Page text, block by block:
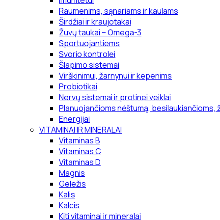
Raumenims, sąnariams ir kaulams
Širdžiai ir kraujotakai
Žuvų taukai – Omega-3
Sportuojantiems
Svorio kontrolei
Šlapimo sistemai
Virškinimui, žarnynui ir kepenims
Probiotikai
Nervų sistemai ir protinei veiklai
Planuojančioms nėštumą, besilaukiančioms,
Energijai
VITAMINAI IR MINERALAI
Vitaminas B
Vitaminas C
Vitaminas D
Magnis
Geležis
Kalis
Kalcis
Kiti vitaminai ir mineralai